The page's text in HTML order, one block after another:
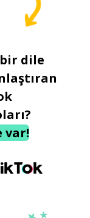
dile
var!